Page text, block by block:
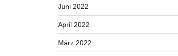
Juni 2022
April 2022
März 2022